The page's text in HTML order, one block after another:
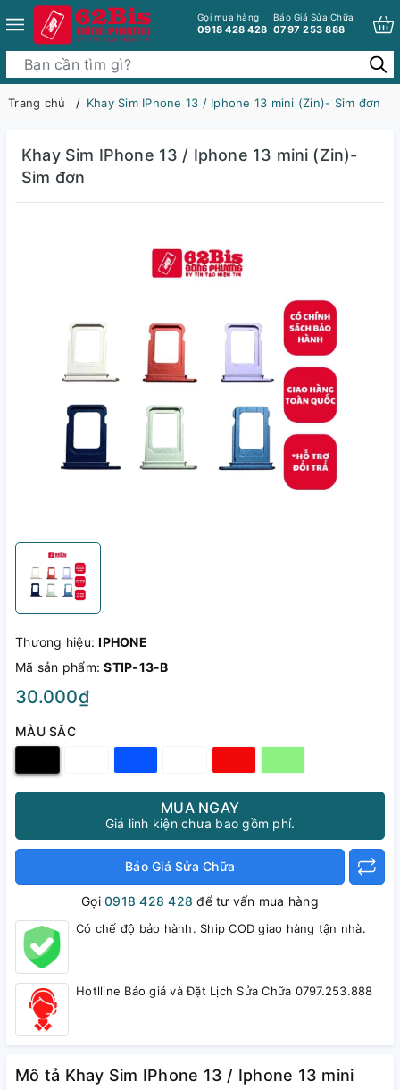
Gọi mua hàng
0918 428 428
Báo Giá Sửa Chữa
0797 253 888
Trang chủ Khay Sim IPhone 13 / Iphone 13 mini (Zin)- Sim đơn
Khay Sim IPhone 13 / Iphone 13 mini (Zin)-
Sim đơn
Thương hiệu:IPHONE
Mã sản phẩm:STIP-13-B
30.000₫
MÀU SẮC
MUA NGAY
Giá linh kiện chưa bao gồm phí.
Báo Giá Sửa Chữa
Gọi0918 428 428 để tư vấn mua hàng
Có chế độ bảo hành. Ship COD giao hàng tận nhà.
Hotlline Báo giá và Đặt Lịch Sửa Chữa 0797.253.888
Mô tả Khay Sim IPhone 13 / Iphone 13 mini